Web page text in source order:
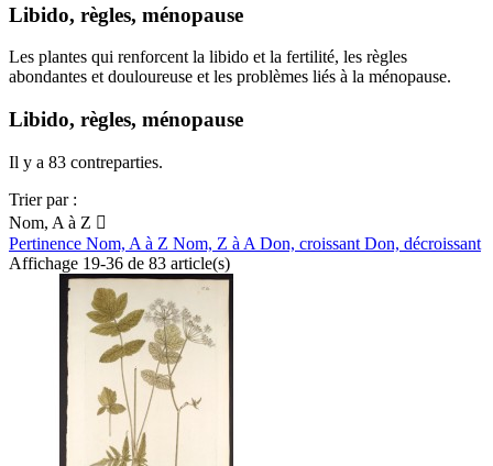
Libido, règles, ménopause
Les plantes qui renforcent la libido et la fertilité, les règles
abondantes et douloureuse et les problèmes liés à la ménopause.
Libido, règles, ménopause
Il y a 83 contreparties.
Trier par :
Nom, A à Z 
Pertinence Nom, A à Z Nom, Z à A Don, croissant Don, décroissant
Affichage 19-36 de 83 article(s)